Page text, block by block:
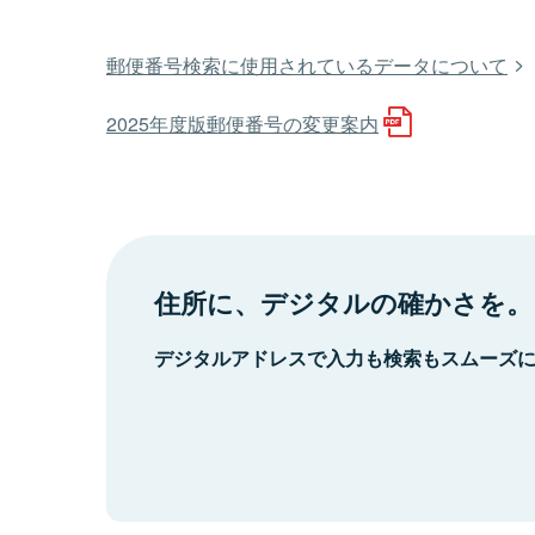
郵便番号検索に使用されているデータについて
2025年度版郵便番号の変更案内
住所に、デジタルの確かさを。
デジタルアドレスで入力も検索もスムーズ